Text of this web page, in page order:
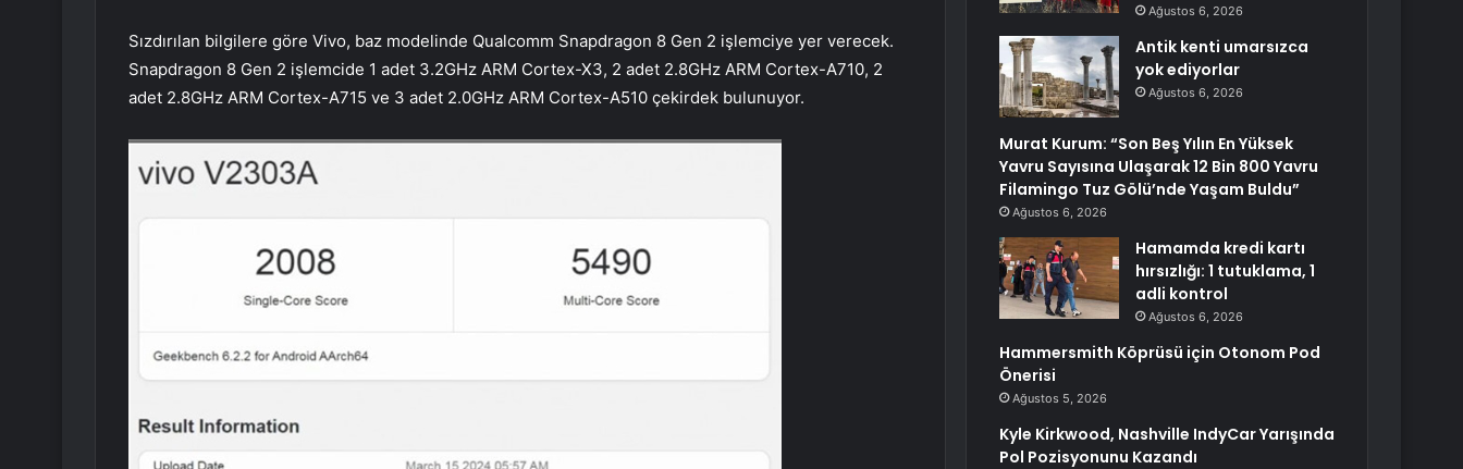
Sızdırılan bilgilere göre Vivo, baz modelinde Qualcomm Snapdragon 8 Gen 2 işlemciye yer verecek.
Snapdragon 8 Gen 2 işlemcide 1 adet 3.2GHz ARM Cortex-X3, 2 adet 2.8GHz ARM Cortex-A710, 2
adet 2.8GHz ARM Cortex-A715 ve 3 adet 2.0GHz ARM Cortex-A510 çekirdek bulunuyor.
Ağustos 6, 2026
Antik kenti umarsızca
yok ediyorlar
Ağustos 6, 2026
Murat Kurum: “Son Beş Yılın En Yüksek
Yavru Sayısına Ulaşarak 12 Bin 800 Yavru
Filamingo Tuz Gölü’nde Yaşam Buldu”
Ağustos 6, 2026
Hamamda kredi kartı
hırsızlığı: 1 tutuklama, 1
adli kontrol
Ağustos 6, 2026
Hammersmith Köprüsü için Otonom Pod
Önerisi
Ağustos 5, 2026
Kyle Kirkwood, Nashville IndyCar Yarışında
Pol Pozisyonunu Kazandı